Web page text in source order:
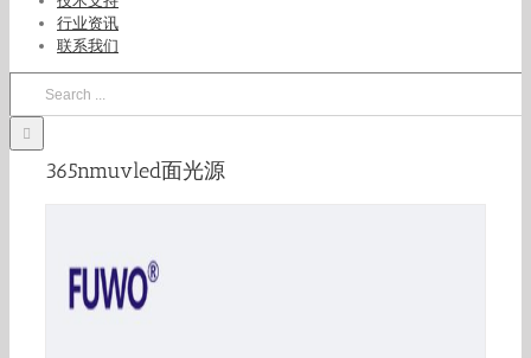
行业资讯
联系我们
365nmuvled面光源